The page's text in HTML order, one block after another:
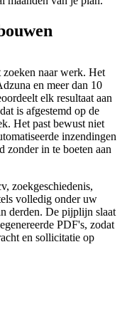
zoeken naar werk. Het
en meer dan 10
elk resultaat aan
is afgestemd op de
Het past bewust niet
inzendingen
zonder in te boeten aan
zoekgeschiedenis,
volledig onder uw
derden. De pijplijn slaat
PDF's, zodat
en sollicitatie op